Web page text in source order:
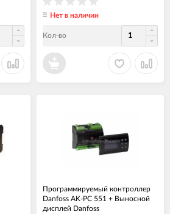
Нет в наличии
Кол-во
Программируемый контроллер
Danfoss AK-PC 551 + Выносной
дисплей Danfoss